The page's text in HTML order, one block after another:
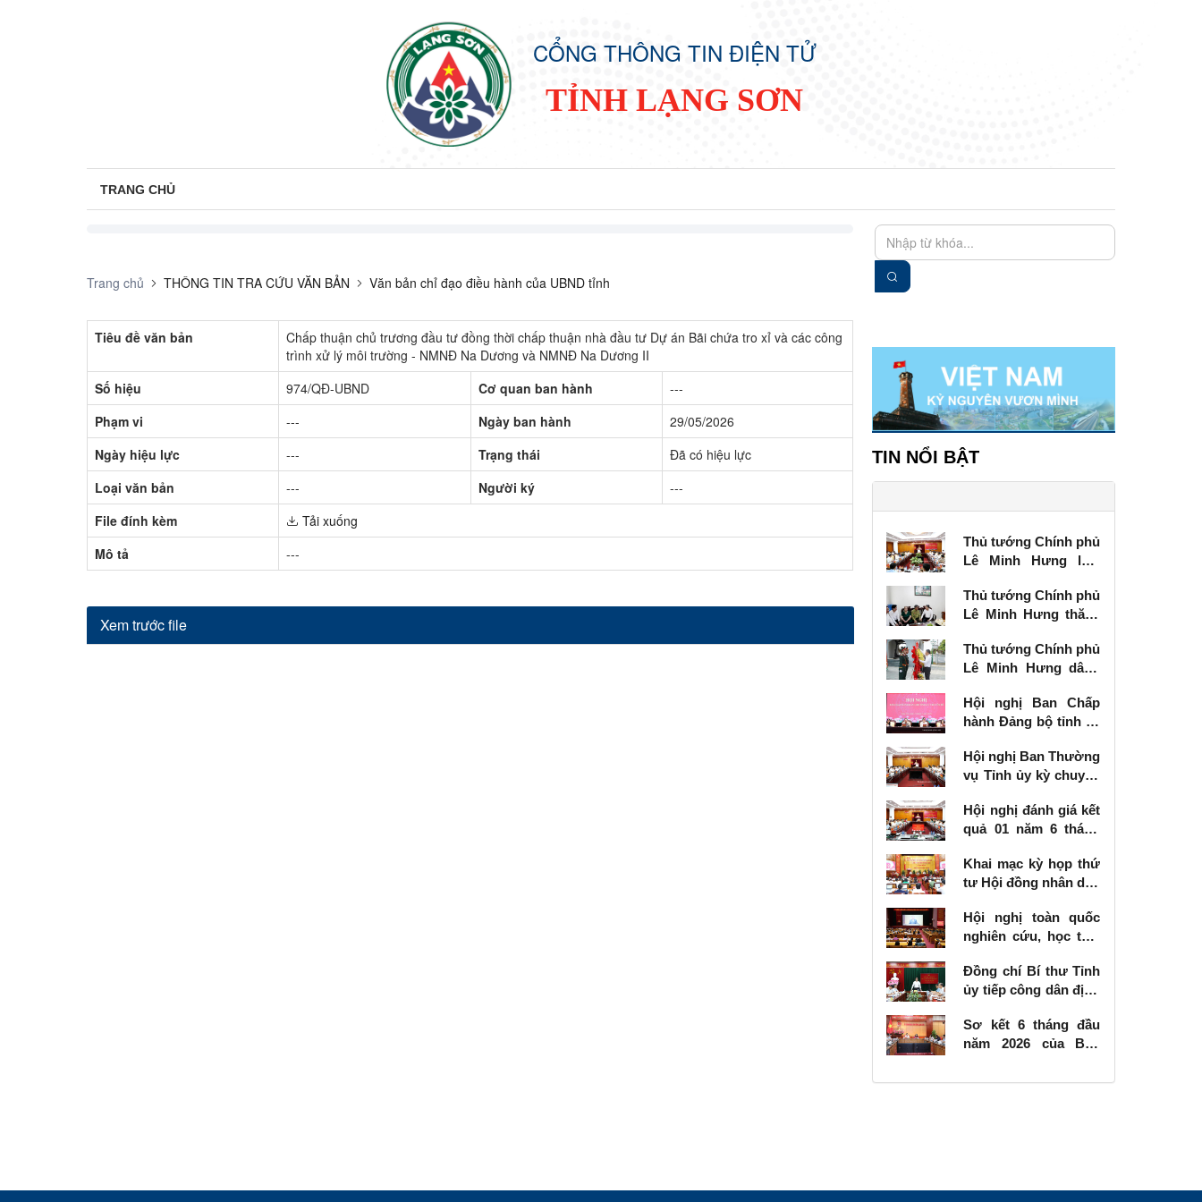
CỔNG THÔNG TIN ĐIỆN TỬ
TỈNH LẠNG SƠN
TRANG CHỦ
Trang chủ THÔNG TIN TRA CỨU VĂN BẢN Văn bản chỉ đạo điều hành của UBND tỉnh
Tiêu đề văn bản
Chấp thuận chủ trương đầu tư đồng thời chấp thuận nhà đầu tư Dự án Bãi chứa tro xỉ và các công
trình xử lý môi trường - NMNĐ Na Dương và NMNĐ Na Dương II
Số hiệu
974/QĐ-UBND Cơ quan ban hành
---
Phạm vi
--- Ngày ban hành
29/05/2026
Ngày hiệu lực
--- Trạng thái
Đã có hiệu lực
Loại văn bản
--- Người ký
---
File đính kèm
Tải xuống
Mô tả
---
Xem trước file
TIN NỔI BẬT
Thủ tướng Chính phủ
Lê Minh Hưng làm
vụ Tỉnh ủy Lạng Sơn
Thủ tướng Chính phủ
Lê Minh Hưng thăm,
binh tại Lạng Sơn
Thủ tướng Chính phủ
Lê Minh Hưng dâng
các Anh hùng liệt sĩ
tại Lạng Sơn
Hội nghị Ban Chấp
hành Đảng bộ tỉnh kỳ
Hội nghị Ban Thường
vụ Tỉnh ủy kỳ chuyên
Hội nghị đánh giá kết
quả 01 năm 6 tháng
số 57-NQ/TW
Khai mạc kỳ họp thứ
tư Hội đồng nhân dân
kỳ 2026 - 2031
Hội nghị toàn quốc
nghiên cứu, học tập,
khai thực hiện Nghị
quyết số 10-NQ/TW
phát triển kinh tế có
vốn đầu tư nước
Đồng chí Bí thư Tỉnh
ủy tiếp công dân định
Sơ kết 6 tháng đầu
năm 2026 của Ban
các công trình, dự án